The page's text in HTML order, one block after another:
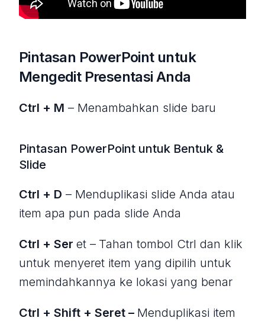
Pintasan PowerPoint untuk
Mengedit Presentasi Anda
Ctrl + M – Menambahkan slide baru
Pintasan PowerPoint untuk Bentuk &
Slide
Ctrl + D – Menduplikasi slide Anda atau
item apa pun pada slide Anda
Ctrl + Ser et – Tahan tombol Ctrl dan klik
untuk menyeret item yang dipilih untuk
memindahkannya ke lokasi yang benar
Ctrl + Shift + Seret – Menduplikasi item